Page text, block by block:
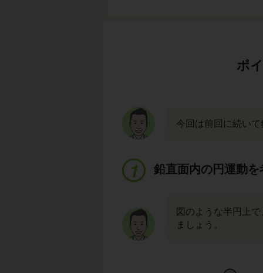
ポ
今回は前回に続い
鉛直面内の円運動
図のような半円上
ましょう。